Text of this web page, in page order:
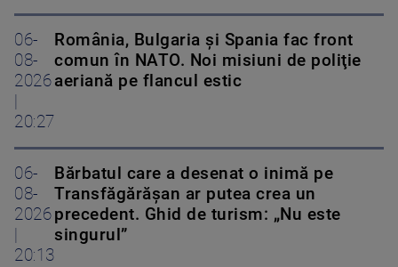
06-
08-
2026
20:27
România, Bulgaria şi Spania fac front
comun în NATO. Noi misiuni de poliţie
aeriană pe flancul estic
06-
08-
2026
20:13
Bărbatul care a desenat o inimă pe
Transfăgărășan ar putea crea un
precedent. Ghid de turism: „Nu este
singurul”